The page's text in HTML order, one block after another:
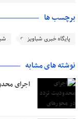
برچسب ها
پایگاه خبری شباویز
نوشته های مشابه
اجرای